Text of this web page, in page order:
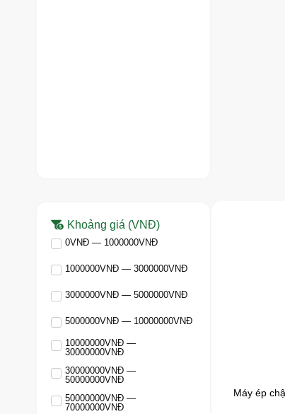
Khoảng giá (VNĐ)
0VNĐ — 1000000VNĐ
1000000VNĐ — 3000000VNĐ
3000000VNĐ — 5000000VNĐ
5000000VNĐ — 10000000VNĐ
10000000VNĐ —
30000000VNĐ
30000000VNĐ —
50000000VNĐ
50000000VNĐ —
70000000VNĐ
Máy ép